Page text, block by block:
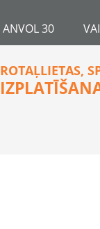
ANVOL 30
ROTAĻLIETAS,